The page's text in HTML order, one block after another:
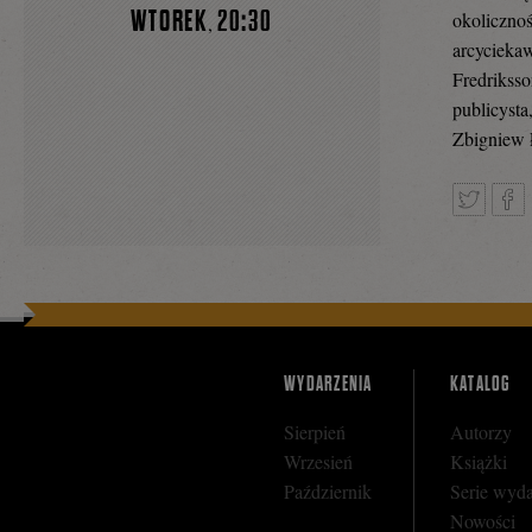
WTOREK, 20:30
Zbigniew
na
WYDARZENIA
Sierpień
Wrzesień
Październik
KATALOG
Autorzy
Książki
Serie
Nowości